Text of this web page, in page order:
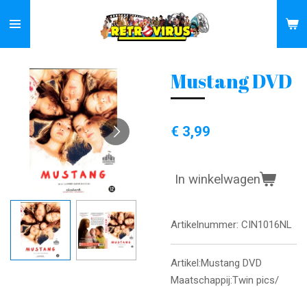
direct
naar
hoofdinhoud
Mustang DVD
€ 3,99
In winkelwagen
Artikelnummer: CIN1016NL
Artikel:Mustang DVD
Maatschappij:Twin pics/